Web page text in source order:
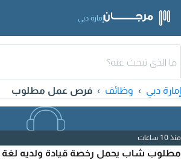
إمارة دبي
إمارة دبي وظائف فرص عمل مطلوب
منذ 10 ساعات
مطلوب شاب يحمل رخصة قيادة ولديه لغة